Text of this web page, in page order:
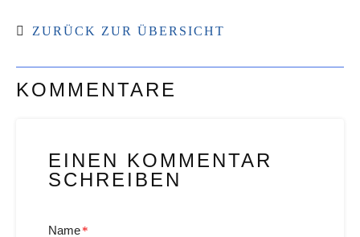
ZURÜCK ZUR ÜBERSICHT
KOMMENTARE
EINEN KOMMENTAR
SCHREIBEN
Name*